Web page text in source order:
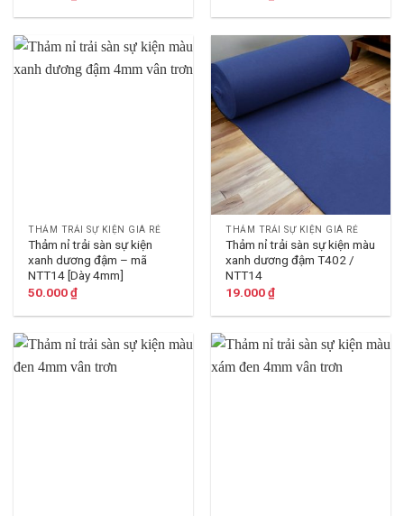
THẢM TRẢI SỰ KIỆN GIÁ RẺ
Thảm nỉ trải sàn sự kiện
xanh dương đậm – mã
NTT14 [Dày 4mm]
50.000₫
THẢM TRẢI SỰ KIỆN GIÁ RẺ
Thảm nỉ trải sàn sự kiện màu
xanh dương đậm T402 /
NTT14
19.000₫